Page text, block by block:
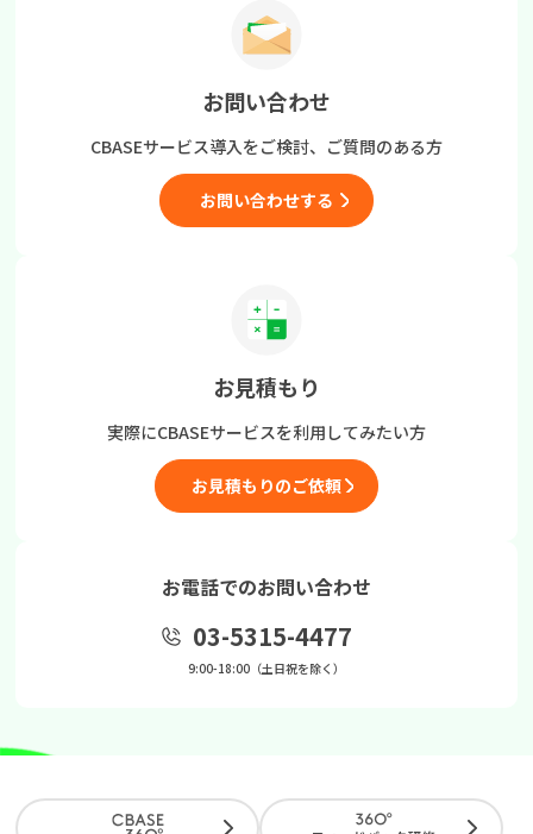
お問い合わせ
CBASEサービス導入をご検討、 ご質問のある方
お問い合わせする
お見積もり
実際にCBASEサービスを利用してみたい方
お見積もりのご依頼
お電話でのお問い合わせ
03-5315-4477
9:00-18:00（土日祝を除く）